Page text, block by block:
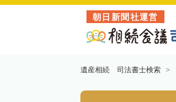
朝日新聞社運営
遺産相続 司法書士検索